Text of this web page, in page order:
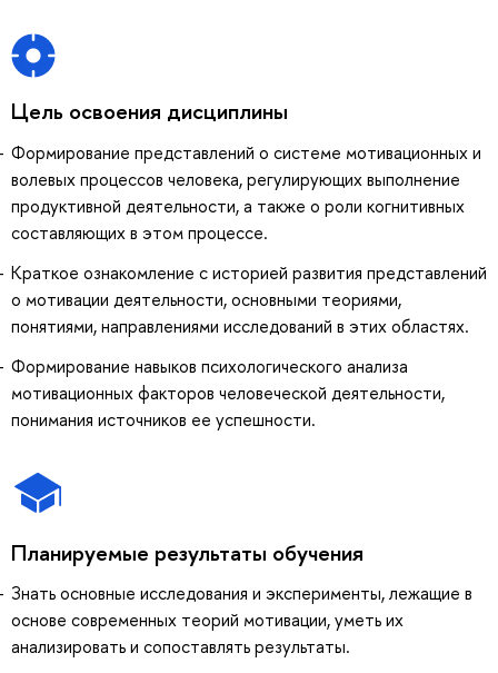
Цель освоения дисциплины
Формирование представлений о системе мотивационных и
волевых процессов человека, регулирующих выполнение
продуктивной деятельности, а также о роли когнитивных
составляющих в этом процессе.
Краткое ознакомление с историей развития представлений
о мотивации деятельности, основными теориями,
понятиями, направлениями исследований в этих областях.
Формирование навыков психологического анализа
мотивационных факторов человеческой деятельности,
понимания источников ее успешности.
Планируемые результаты обучения
Знать основные исследования и эксперименты, лежащие в
основе современных теорий мотивации, уметь их
анализировать и сопоставлять результаты.